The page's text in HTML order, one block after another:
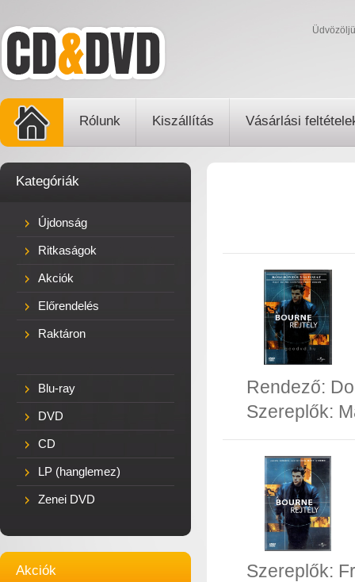
Rólunk Kiszállítás Vásárlási
Kategóriák
Újdonság
Ritkaságok
Akciók
Előrendelés
Raktáron
Blu-ray
DVD
CD
LP (hanglemez)
Zenei DVD
Akciók
Rendező:
Szereplők:
Szereplők: